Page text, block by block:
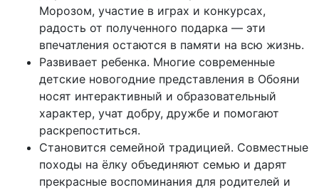
Морозом, участие в играх и конкурсах,
радость от полученного подарка — эти
впечатления остаются в памяти на всю жизнь.
Развивает ребенка. Многие современные
детские новогодние представления в Обояни
носят интерактивный и образовательный
характер, учат добру, дружбе и помогают
раскрепоститься.
Становится семейной традицией. Совместные
походы на ёлку объединяют семью и дарят
прекрасные воспоминания для родителей и